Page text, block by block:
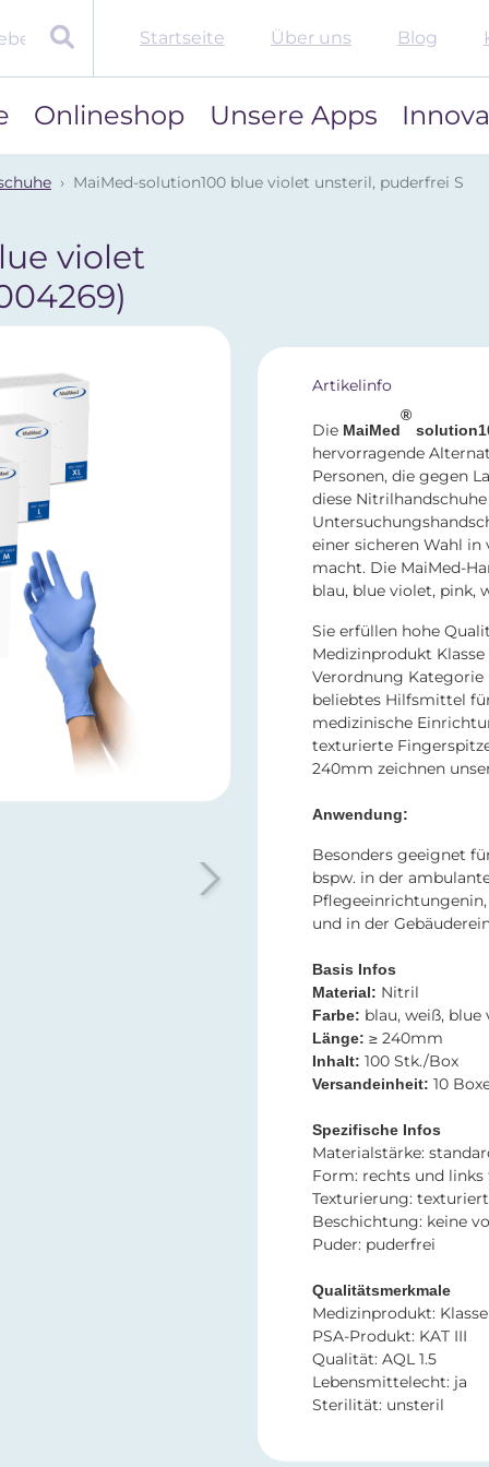
Startseite Über uns Blog
Onlineshop Unsere Apps
MaiMed-solution100 blue violet unsteril, puderfrei S
violet
Artikelinfo
Die MaiMed
®
hervorragende
Personen, die gegen
diese
einer sicheren Wahl
macht. Die MaiMed-
blau, blue violet, pink,
Sie erfüllen hohe
Medizinprodukt
Verordnung Kategorie
beliebtes Hilfsmittel
medizinische
texturierte
240mm zeichnen
Anwendung:
Besonders geeignet
bspw. in der
und in der
Basis Infos
Material: Nitril​​
Farbe: blau, weiß,
Länge: ≥ 240mm
Inhalt: 100 Stk./Box
Versandeinheit: 10
Spezifische Infos​​​​​​​
​​​​​​​Materialstärke:
Form: rechts und links
Texturierung:
Beschichtung: keine
Puder: puderfrei
Qualitätsmerkmale
Medizinprodukt:
PSA-Produkt: KAT III
Qualität: AQL 1.5
Lebensmittelecht: ja
Sterilität: unsteril